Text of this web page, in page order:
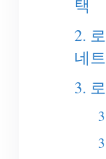
가
에
애
태
스
택
2.
네
3.